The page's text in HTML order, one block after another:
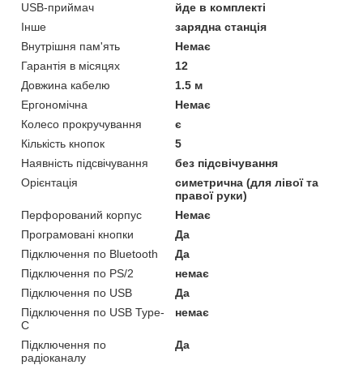
USB-приймач
йде в комплекті
Інше
зарядна станція
Внутрішня пам'ять
Немає
Гарантія в місяцях
12
Довжина кабелю
1.5 м
Ергономічна
Немає
Колесо прокручування
є
Кількість кнопок
5
Наявність підсвічування
без підсвічування
Орієнтація
симетрична (для лівої та
правої руки)
Перфорований корпус
Немає
Програмовані кнопки
Да
Підключення по Bluetooth
Да
Підключення по PS/2
немає
Підключення по USB
Да
Підключення по USB Type-
C
немає
Підключення по
радіоканалу
Да